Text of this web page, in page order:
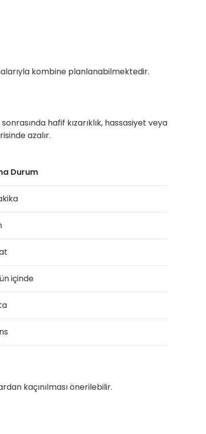
kombine planlanabilmektedir.
hafif kızarıklık, hassasiyet veya
azalır.
Durum
içinde
kaçınılması önerilebilir.